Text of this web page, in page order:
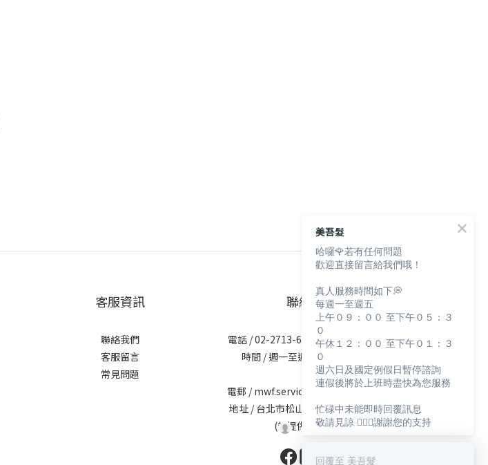
客服資訊
聯絡我們
客服留言
常見問題
聯絡資訊
電話 / 02-2713-6621 (無提供訂購服務)
時間 / 週一至週五 09:30-12:00；
13:30-17:30
電郵 / mwf.service@maywufa.com.tw
地址 / 台北市松山區復興北路167號5樓
(無提供現場販售)
美吾髮
哈囉🌹若有任何問題
歡迎直接留言給我們哦！
真人服務時間如下💭
每週一至週五
上午０９：００ 至下午０５：３
０
午休１２：００ 至下午０１：３
０
週六日及國定例假日暫停諮詢
連假後將於上班時盡快為您服務
忙碌中未能即時回覆訊息
敬請見諒 🙇🏻‍♀️謝謝您的支持
回覆至 美吾髮